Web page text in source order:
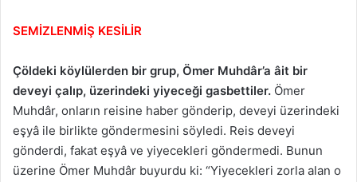
SEMİZLENMİŞ KESİLİR
Çöldeki köylülerden bir grup, Ömer Muhdâr’a âit bir
deveyi çalıp, üzerindeki yiyeceği gasbettiler. Ömer
Muhdâr, onların reisine haber gönderip, deveyi üzerindeki
eşyâ ile birlikte göndermesini söyledi. Reis deveyi
gönderdi, fakat eşyâ ve yiyecekleri göndermedi. Bunun
üzerine Ömer Muhdâr buyurdu ki: “Yiyecekleri zorla alan o